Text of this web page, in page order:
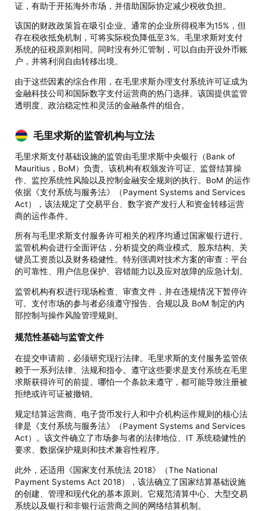
证，有助于开拓海外市场，并借助国际协定减少税收负担。
该国的财政政策旨在吸引企业。通常的企业所得税率为15%，但
存在税收抵免机制，可将实际税负降低至3%。毛里求斯对支付
系统的征税原则相同。同时没有外汇管制，可以自由开设外币账
户，并将利润自由转移出境。
由于这些因素的综合作用，在毛里求斯办理支付系统许可证成为
金融科技公司和国际数字支付运营商的热门选择。该国提供监管
透明度、政治稳定性和灵活的金融条件的组合。
毛里求斯的监管机构与立法
毛里求斯支付基础设施的监管由毛里求斯中央银行（Bank of
Mauritius，BoM）负责。该机构有权颁发许可证、监督结算操
作、监控系统性风险以及控制金融安全规则的执行。BoM 的运作
依据《支付系统与服务法》（Payment Systems and Services
Act），该法规定了交易平台、数字资产发行人和资金转移运营
商的运作条件。
所有与毛里求斯支付服务许可相关的程序均通过国家银行进行。
监管机构会进行全面评估，分析提交的商业模式、股东结构、关
键员工资质以及财务稳健性。特别强调对技术方案的审查：平台
的可靠性、用户信息保护、容错能力以及应对故障的应急计划。
监管机构有权进行现场检查、审查文件，并在违规情况下暂停许
可。支付市场的参与者必须遵守报告、合规以及 BoM 制定的内
部控制与操作风险管理规则。
规范性基础与监管文件
在提交申请前，必须研究现行法律。毛里求斯的支付服务监管依
赖于一系列法律、法规和指令。遵守这些要求是支付系统在毛里
求斯获得许可的前提。哪怕一个条款未遵守，都可能导致注册被
拒绝或许可证被撤销。
规定结算运营商、电子货币发行人和中介机构运作规则的核心法
律是《支付系统与服务法》（Payment Systems and Services
Act）。该文件确立了市场参与者的法律地位、IT 系统稳健性的
要求、数据保护规则和技术兼容性程序。
此外，还适用《国家支付系统法 2018》（The National
Payment Systems Act 2018），该法确立了国家结算基础设施
的创建、管理和现代化的基本原则。它规范清算中心、大型交易
系统以及银行和非银行运营商之间的网络结算机制。